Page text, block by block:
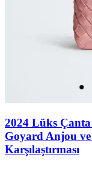
2024 Lüks
Goyard Anjou
Karşılaştırması